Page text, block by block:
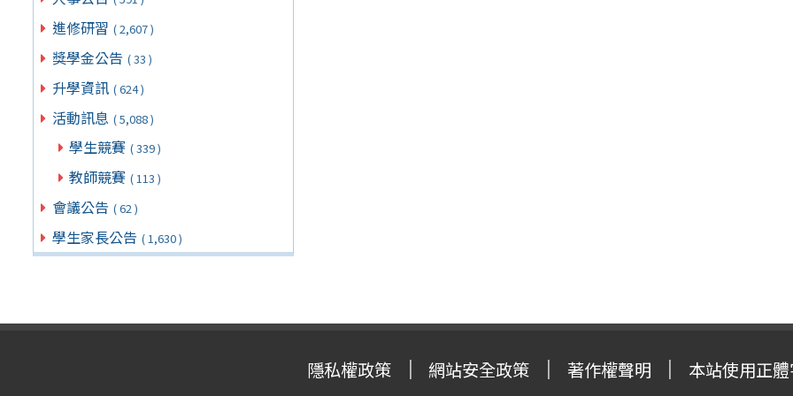
進修研習 ( 2,607 )
獎學金公告 ( 33 )
升學資訊 ( 624 )
活動訊息 ( 5,088 )
學生競賽 ( 339 )
教師競賽 ( 113 )
會議公告 ( 62 )
學生家長公告 ( 1,630 )
隱私權政策 網站安全政策 著作權聲明 本站使用正